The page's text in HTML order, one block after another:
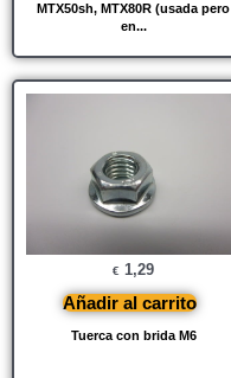
MTX50sh, MTX80R (usada pero
en...
Tuerca con brida M6
€ 1,29
Añadir al carrito